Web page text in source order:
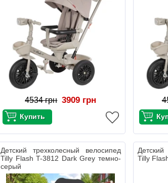
4534 грн 3909 грн
Детский трехколесный велосипед
Tilly Flash T-3812 Dark Grey темно-
серый
Tilly